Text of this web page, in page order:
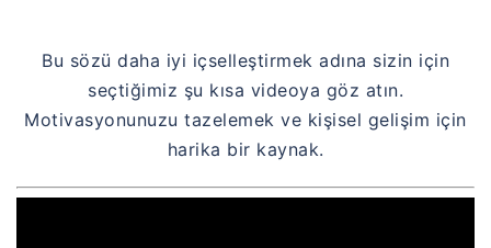
Bu sözü daha iyi içselleştirmek adına sizin için
seçtiğimiz şu kısa videoya göz atın.
Motivasyonunuzu tazelemek ve kişisel gelişim için
harika bir kaynak.